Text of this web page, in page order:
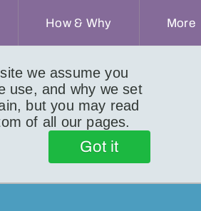
we assume you
use, and why we set
but you may read
of all our pages.
Got it
How & Why More